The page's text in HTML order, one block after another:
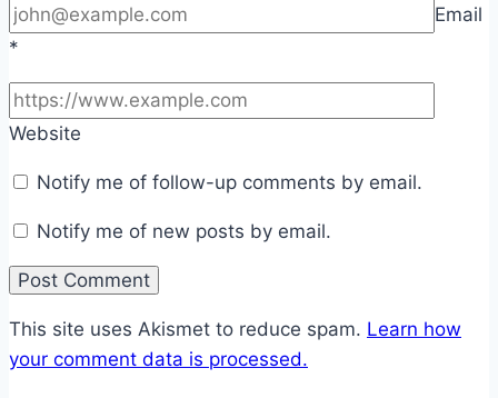
Email
*
Website
Notify me of follow-up comments by email.
Notify me of new posts by email.
This site uses Akismet to reduce spam. Learn how
your comment data is processed.